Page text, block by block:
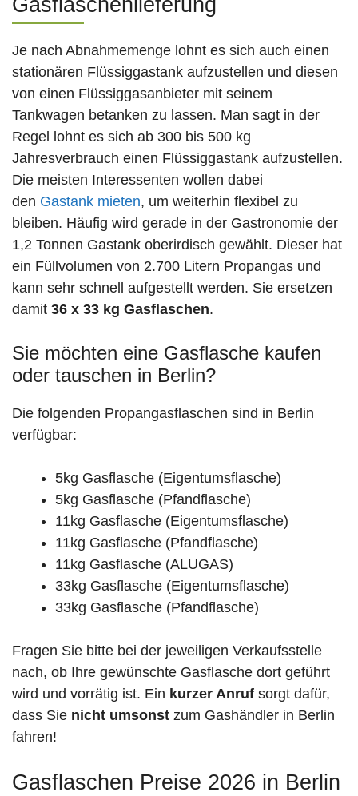
Gasflaschenlieferung
Je nach Abnahmemenge lohnt es sich auch einen
stationären Flüssiggastank aufzustellen und diesen
von einen Flüssiggasanbieter mit seinem
Tankwagen betanken zu lassen. Man sagt in der
Regel lohnt es sich ab 300 bis 500 kg
Jahresverbrauch einen Flüssiggastank aufzustellen.
Die meisten Interessenten wollen dabei
den Gastank mieten, um weiterhin flexibel zu
bleiben. Häufig wird gerade in der Gastronomie der
1,2 Tonnen Gastank oberirdisch gewählt. Dieser hat
ein Füllvolumen von 2.700 Litern Propangas und
kann sehr schnell aufgestellt werden. Sie ersetzen
damit 36 x 33 kg Gasflaschen.
Sie möchten eine Gasflasche kaufen
oder tauschen in Berlin?
Die folgenden Propangasflaschen sind in Berlin
verfügbar:
5kg Gasflasche (Eigentumsflasche)
5kg Gasflasche (Pfandflasche)
11kg Gasflasche (Eigentumsflasche)
11kg Gasflasche (Pfandflasche)
11kg Gasflasche (ALUGAS)
33kg Gasflasche (Eigentumsflasche)
33kg Gasflasche (Pfandflasche)
Fragen Sie bitte bei der jeweiligen Verkaufsstelle
nach, ob Ihre gewünschte Gasflasche dort geführt
wird und vorrätig ist. Ein kurzer Anruf sorgt dafür,
dass Sie nicht umsonst zum Gashändler in Berlin
fahren!
Gasflaschen Preise 2026 in Berlin